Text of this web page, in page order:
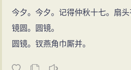
战乱留下的阴云，使他满怀凄凉。
夏，写下感怀时事的诗100多首，
集》。从1884年到1898年的14年
年，期间结识不少文化名人，勤于
今夕。今夕。记得仲秋十七。扇
镜圆。圆镜。
圆镜。钗燕角巾厮并。